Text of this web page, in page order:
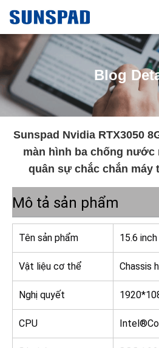
Blog
Sunspad Nvidia RTX3050
màn hình ba chống nước
quân sự chắc chắn máy
Mô tả sản phẩm
Tên sản phẩm 15.6
Vật liệu cơ thể Chassis
Nghị quyết
CPU